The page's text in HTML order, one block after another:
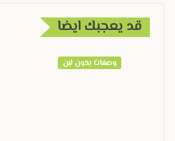
قد يعجبك ايضا
وصفات بدون لبن